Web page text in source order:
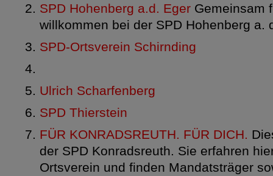
SPD Hohenberg a.d. Eger Gemeinsam
willkommen bei der SPD Hohenberg a.
SPD-Ortsverein Schirnding
Ulrich Scharfenberg
SPD Thierstein
FÜR KONRADSREUTH. FÜR DICH.
der SPD Konradsreuth. Sie erfahren
Ortsverein und finden Mandatsträger